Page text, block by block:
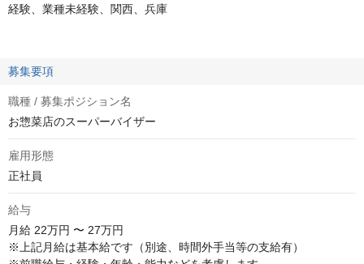
経験、業種未経験、関西、兵庫
募集要項
職種 / 募集ポジション名
お惣菜店のスーパーバイザー
雇用形態
正社員
給与
月給 22万円 〜 27万円
※上記月給は基本給です（別途、時間外手当等の支給有）